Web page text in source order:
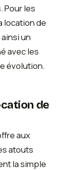
Pour les
location de
un
avec les
évolution.
de
aux
atouts
la simple